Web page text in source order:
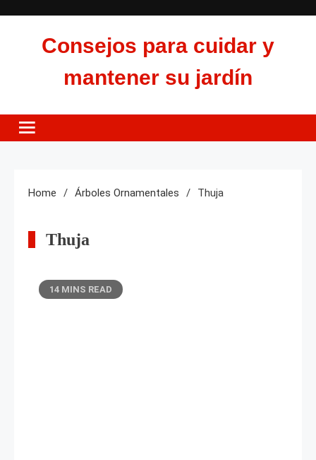
Consejos para cuidar y
mantener su jardín
Home Árboles Ornamentales Thuja
Thuja
14 MINS READ